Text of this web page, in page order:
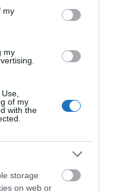
my
my
of my
with the
storage
on web or
szerelemtől
Maulpoix
SZERINT!